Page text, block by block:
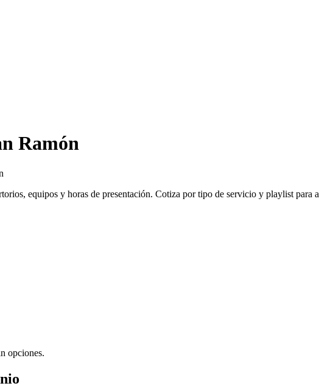
Ramón
equipos y horas de presentación. Cotiza por tipo de servicio y playlist para
opciones.